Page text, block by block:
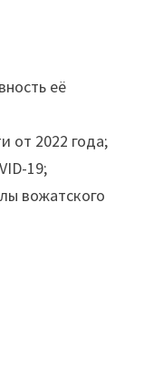
её
от 2022 года;
19;
вожатского